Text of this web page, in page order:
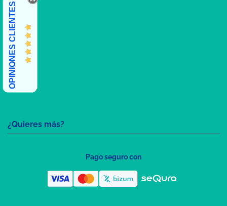
¿Quieres más?
OPINIONES CLIENTES
Pago seguro con